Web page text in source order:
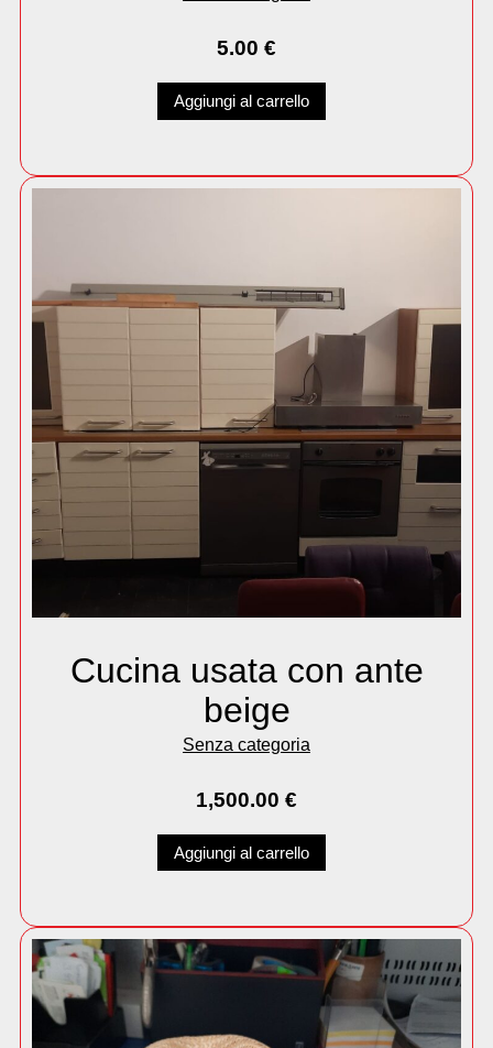
5.00 €
Aggiungi al carrello
Cucina usata con ante
beige
Senza categoria
1,500.00 €
Aggiungi al carrello